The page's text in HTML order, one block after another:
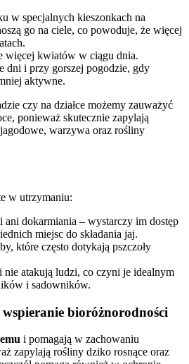
w specjalnych kieszonkach na
go na ciele, co powoduje, że więcej
więcej kwiatów w ciągu dnia.
dni i przy gorszej pogodzie, gdy
aktywne.
czy na działce możemy zauważyć
ponieważ skutecznie zapylają
warzywa oraz rośliny
w utrzymaniu:
dokarmiania – wystarczy im dostęp
miejsc do składania jaj.
które często dotykają pszczoły
atakują ludzi, co czyni je idealnym
i sadowników.
bioróżnorodności
i pomagają w zachowaniu
zapylają rośliny dziko rosnące oraz